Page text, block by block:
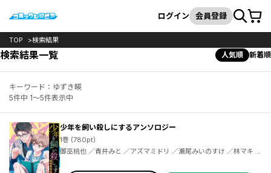
検索
ログイン 会員登録カート
TOP 検索結果
検索結果一覧 人気順 新着順
キーワード：ゆずき暎
5件中 1～5件表示中
少年を飼い殺しにするアンソロジー
1巻 (780pt)
御巫桃也 ／青井みと ／アズマミドリ ／瀬尾みいのすけ ／林マキ ／